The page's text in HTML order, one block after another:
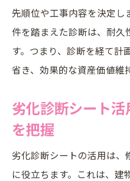
先順位や工事内容を決定し
件を踏まえた診断は、耐久
す。つまり、診断を経て計
省き、効果的な資産価値維
劣化診断シート
を把握
劣化診断シートの活用は、
に役立ちます。これは、建